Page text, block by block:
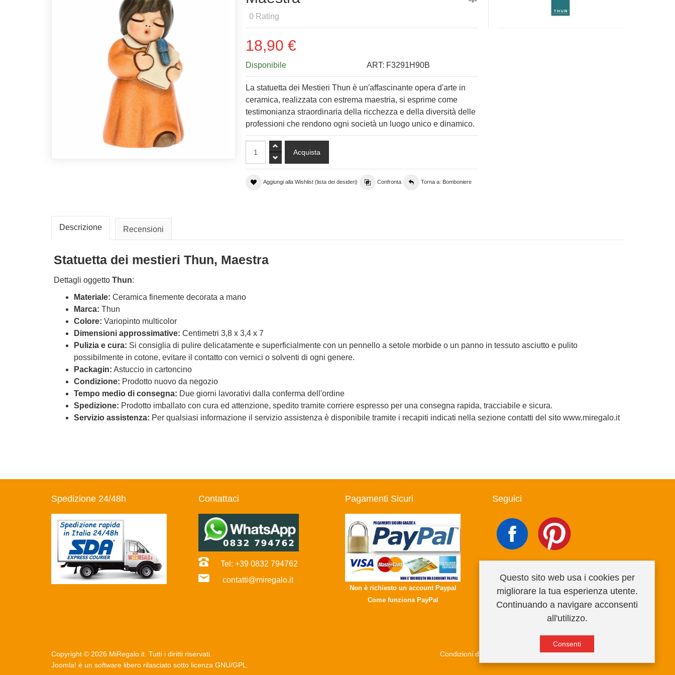
0 Rating
18,90 €
Disponibile ART: F3291H90B
La statuetta dei Mestieri Thun è un'affascinante opera d'arte in
ceramica, realizzata con estrema maestria, si esprime come
testimonianza straordinaria della ricchezza e della diversità delle
professioni che rendono ogni società un luogo unico e dinamico.
Aggiungi alla Wishlist (lista dei desideri) Confronta Torna a: Bomboniere
Descrizione Recensioni
Statuetta dei mestieri Thun, Maestra
Dettagli oggetto Thun:
Materiale: Ceramica finemente decorata a mano
Marca: Thun
Colore: Variopinto multicolor
Dimensioni approssimative: Centimetri 3,8 x 3,4 x 7
Pulizia e cura: Si consiglia di pulire delicatamente e superficialmente con un pennello a setole morbide o un panno in tessuto asciutto e pulito
possibilmente in cotone, evitare il contatto con vernici o solventi di ogni genere.
Packagin: Astuccio in cartoncino
Condizione: Prodotto nuovo da negozio
Tempo medio di consegna: Due giorni lavorativi dalla conferma dell'ordine
Spedizione: Prodotto imballato con cura ed attenzione, spedito tramite corriere espresso per una consegna rapida, tracciabile e sicura.
Servizio assistenza: Per qualsiasi informazione il servizio assistenza è disponibile tramite i recapiti indicati nella sezione contatti del sito www.miregalo.it
Spedizione 24/48h Contattaci
Tel: +39 0832 794762
contatti@miregalo.it
Pagamenti Sicuri
Non è richiesto un account Paypal
Come funziona PayPal
Seguici
Copyright © 2026 MiRegalo.it. Tutti i diritti riservati.
Joomla! è un software libero rilasciato sotto licenza GNU/GPL.
Condizioni di vendita Privacy Policy Informativa cookies
Questo sito web usa i cookies per
migliorare la tua esperienza utente.
Continuando a navigare acconsenti
all'utilizzo.
Consenti